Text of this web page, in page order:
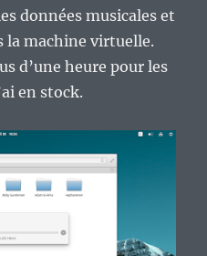
données musicales et
la machine virtuelle.
d’une heure pour les
en stock.